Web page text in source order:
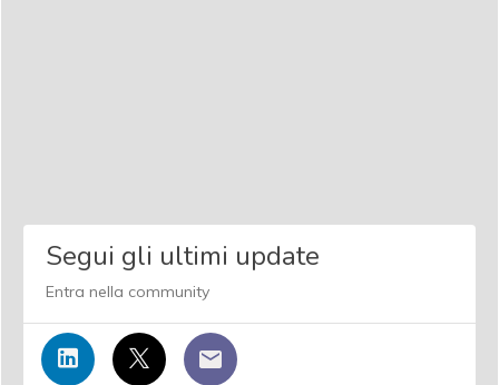
Segui gli ultimi update
Entra nella community